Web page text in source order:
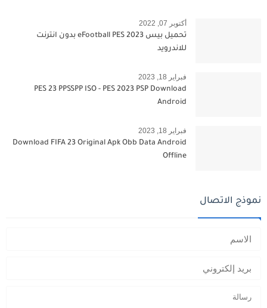
أكتوبر 07, 2022
تحميل بيس 2023 eFootball PES بدون انترنت
للاندرويد
فبراير 18, 2023
PES 23 PPSSPP ISO - PES 2023 PSP Download
Android
فبراير 18, 2023
Download FIFA 23 Original Apk Obb Data Android
Offline
نموذج الاتصال